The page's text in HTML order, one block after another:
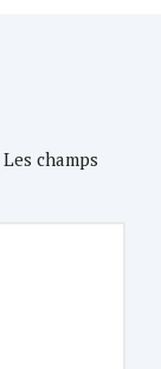
Les champs